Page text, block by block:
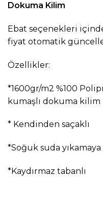
Dokuma Kilim
Ebat seçenekleri
fiyat otomatik
Özellikler:
*1600gr/m2 %100
kumaşlı dokuma kilim
* Kendinden saçaklı
*Soğuk suda
*Kaydırmaz tabanlı